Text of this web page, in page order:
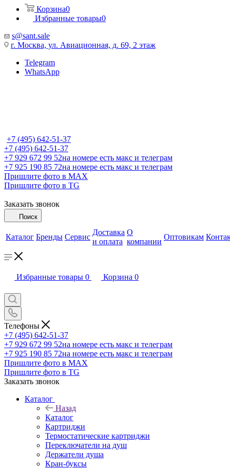
Корзина0
Избранные товары0
s@sant.sale
г. Москва, ул. Авиационная, д. 69, 2 этаж
Telegram
WhatsApp
+7 (495) 642-51-37
+7 (495) 642-51-37
+7 929 672 99 52на номере есть макс и телеграм
+7 925 190 85 72на номере есть макс и телеграм
Пришлите фото в MAX
Пришлите фото в TG
Заказать звонок
Поиск
Каталог Бренды Сервис
Доставка
и оплата
О
компании
Оптовикам
Избранные товары 0 Корзина 0
Телефоны
+7 (495) 642-51-37
+7 929 672 99 52на номере есть макс и телеграм
+7 925 190 85 72на номере есть макс и телеграм
Пришлите фото в MAX
Пришлите фото в TG
Заказать звонок
Каталог
Назад
Каталог
Картриджи
Термостатические картриджи
Переключатели на душ
Держатели душа
Кран-буксы